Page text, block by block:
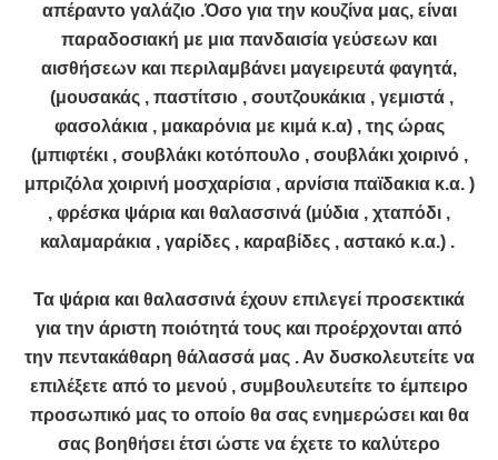
απέραντο γαλάζιο .Όσο για την κουζίνα μας, είναι
παραδοσιακή με μια πανδαισία γεύσεων και
αισθήσεων και περιλαμβάνει μαγειρευτά φαγητά,
(μουσακάς , παστίτσιο , σουτζουκάκια , γεμιστά ,
φασολάκια , μακαρόνια με κιμά κ.α) , της ώρας
(μπιφτέκι , σουβλάκι κοτόπουλο , σουβλάκι χοιρινό ,
μπριζόλα χοιρινή μοσχαρίσια , αρνίσια παϊδακια κ.α. )
, φρέσκα ψάρια και θαλασσινά (μύδια , χταπόδι ,
καλαμαράκια , γαρίδες , καραβίδες , αστακό κ.α.) .
Τα ψάρια και θαλασσινά έχουν επιλεγεί προσεκτικά
για την άριστη ποιότητά τους και προέρχονται από
την πεντακάθαρη θάλασσά μας . Αν δυσκολευτείτε να
επιλέξετε από το μενού , συμβουλευτείτε το έμπειρο
προσωπικό μας το οποίο θα σας ενημερώσει και θα
σας βοηθήσει έτσι ώστε να έχετε το καλύτερο